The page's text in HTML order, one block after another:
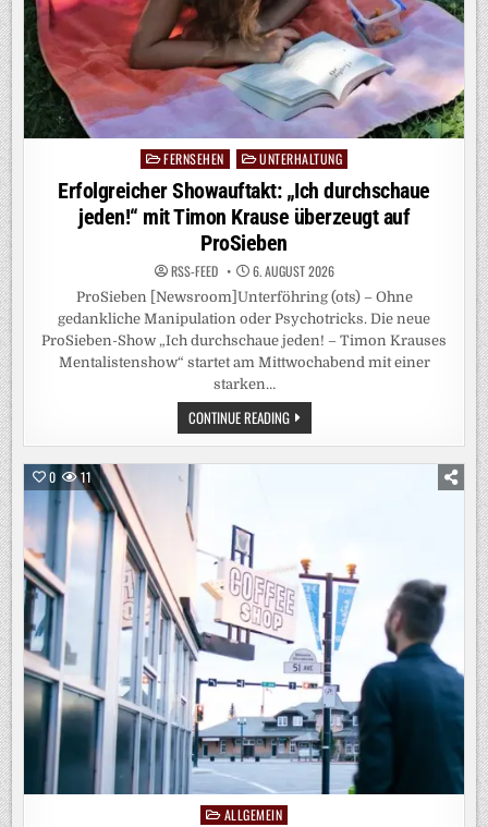
Posted
in
FERNSEHEN UNTERHALTUNG
Erfolgreicher Showauftakt: „Ich durchschaue
jeden!“ mit Timon Krause überzeugt auf
ProSieben
RSS-FEED 6. AUGUST 2026
ProSieben [Newsroom]Unterföhring (ots) – Ohne
gedankliche Manipulation oder Psychotricks. Die neue
ProSieben-Show „Ich durchschaue jeden! – Timon Krauses
Mentalistenshow“ startet am Mittwochabend mit einer
starken…
CONTINUE READINGERFOLGREICHER
SHOWAUFTAKT:
„ICH
DURCHSCHAUE
PROSIEBEN
0 11
PostedALLGEMEIN